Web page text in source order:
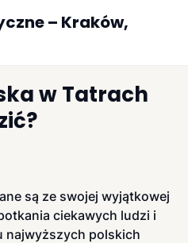
– Kraków,
w Tatrach
są ze swojej wyjątkowej
ciekawych ludzi i
najwyższych polskich